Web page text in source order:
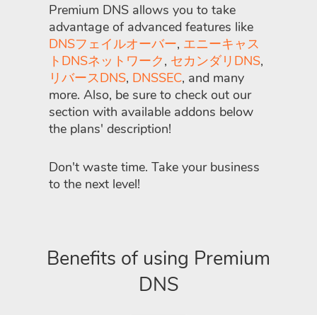
Premium DNS allows you to take
advantage of advanced features like
DNSフェイルオーバー, エニーキャス
トDNSネットワーク, セカンダリDNS,
リバースDNS, DNSSEC, and many
more. Also, be sure to check out our
section with available addons below
the plans' description!
Don't waste time. Take your business
to the next level!
Benefits of using Premium
DNS